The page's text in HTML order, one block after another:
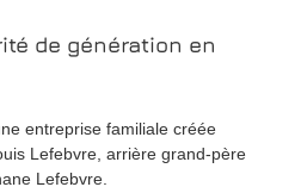
de génération en
entreprise familiale créée
Lefebvre, arrière grand-père
Lefebvre.